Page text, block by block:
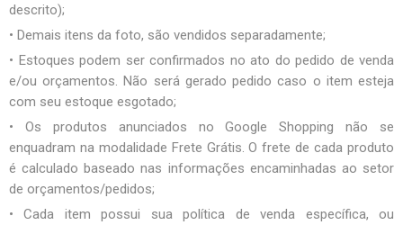
descrito);
• Demais itens da foto, são vendidos separadamente;
• Estoques podem ser confirmados no ato do pedido de venda
e/ou orçamentos. Não será gerado pedido caso o item esteja
com seu estoque esgotado;
• Os produtos anunciados no Google Shopping não se
enquadram na modalidade Frete Grátis. O frete de cada produto
é calculado baseado nas informações encaminhadas ao setor
de orçamentos/pedidos;
• Cada item possui sua política de venda específica, ou